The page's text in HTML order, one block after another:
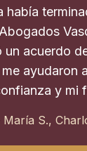
había
un acuerdo
ayudaron
y mi
María S.,